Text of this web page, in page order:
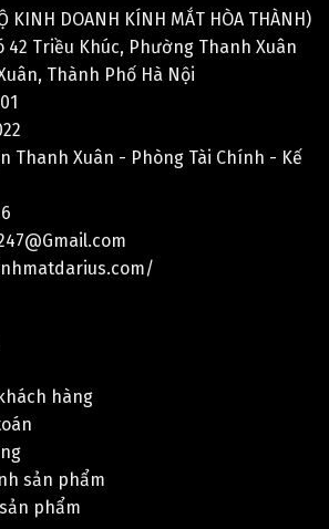
KINH DOANH KÍNH MẮT HÒA THÀNH)
42 Triều Khúc, Phường Thanh Xuân
Thành Phố Hà Nội
Thanh Xuân - Phòng Tài Chính - Kế
hàng
sản phẩm
phẩm